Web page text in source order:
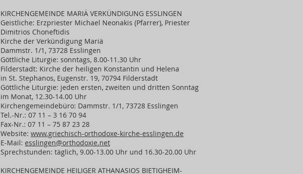
KIRCHENGEMEINDE MARIÄ VERKÜNDIGUNG ESSLINGEN
Geistliche: Erzpriester Michael Neonakis (Pfarrer), Priester
Dimitrios Choneftidis
Kirche der Verkündigung Mariä
Dammstr. 1/1, 73728 Esslingen
Göttliche Liturgie: sonntags, 8.00-11.30 Uhr
Filderstadt: Kirche der heiligen Konstantin und Helena
in St. Stephanos, Eugenstr. 19, 70794 Filderstadt
Göttliche Liturgie: jeden ersten, zweiten und dritten Sonntag
im Monat, 12.30-14.00 Uhr
Kirchengemeindebüro: Dammstr. 1/1, 73728 Esslingen
Tel.-Nr.: 07 11 – 3 16 70 94
Fax-Nr.: 07 11 – 75 87 23 28
Website: www.griechisch-orthodoxe-kirche-esslingen.de
E-Mail: esslingen@orthodoxie.net
Sprechstunden: täglich, 9.00-13.00 Uhr und 16.30-20.00 Uhr
KIRCHENGEMEINDE HEILIGER ATHANASIOS BIETIGHEIM-